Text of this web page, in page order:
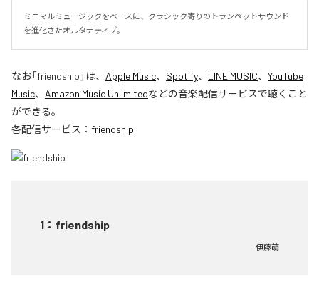
ミニマルミュージックをベースに、クラシック寄りのトランペットサウンド
を進化さたオルタナティブ。
なお「friendship 」は、 Apple Music、 Spotify、 LINE MUSIC、 YouTube
Music、 Amazon Music Unlimitedなどの音楽配信サービスで聴くこと
ができる。
各配信サービス： friendship
1 ： friendship
伊藤萌